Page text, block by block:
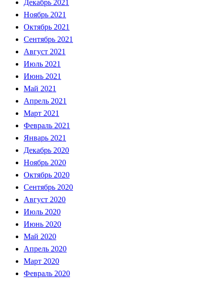
Декабрь 2021
Ноябрь 2021
Октябрь 2021
Сентябрь 2021
Август 2021
Июль 2021
Июнь 2021
Май 2021
Апрель 2021
Март 2021
Февраль 2021
Январь 2021
Декабрь 2020
Ноябрь 2020
Октябрь 2020
Сентябрь 2020
Август 2020
Июль 2020
Июнь 2020
Май 2020
Апрель 2020
Март 2020
Февраль 2020